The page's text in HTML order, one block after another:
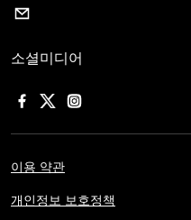
소셜미디어
이용 약관
개인정보 보호정책